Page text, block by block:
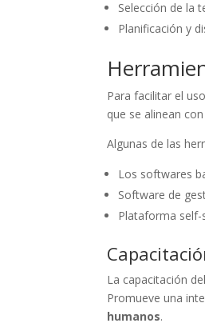
Selección de la
Planificación y
Para facilitar el
que se alinean
Algunas de las
Los softwares
Software de
Plataforma self-
La capacitación
Promueve una
humanos.